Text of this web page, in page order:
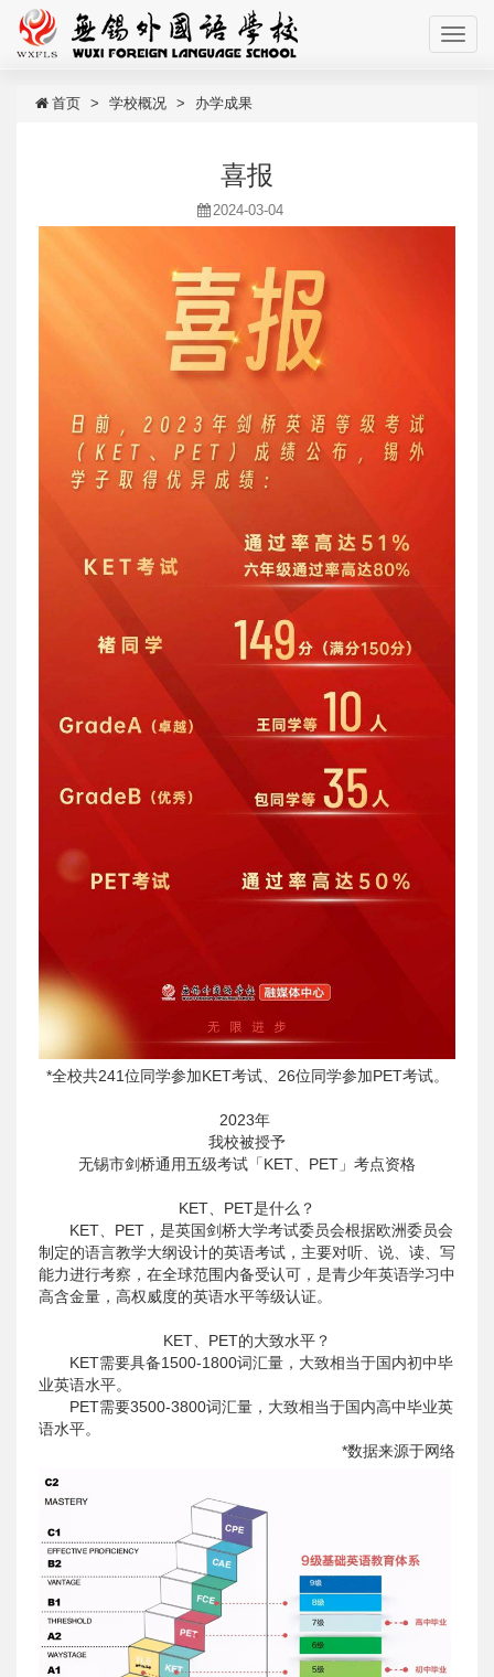
首页 学校概况 办学成果
喜报
2024-03-04
*全校共241位同学参加KET考试、26位同学参加PET考试。
2023年
我校被授予
无锡市剑桥通用五级考试「KET、PET」考点资格
KET、PET是什么？
KET、PET，是英国剑桥大学考试委员会根据欧洲委员会
制定的语言教学大纲设计的英语考试，主要对听、说、读、写
能力进行考察，在全球范围内备受认可，是青少年英语学习中
高含金量，高权威度的英语水平等级认证。
KET、PET的大致水平？
KET需要具备1500-1800词汇量，大致相当于国内初中毕
业英语水平。
PET需要3500-3800词汇量，大致相当于国内高中毕业英
语水平。
*数据来源于网络